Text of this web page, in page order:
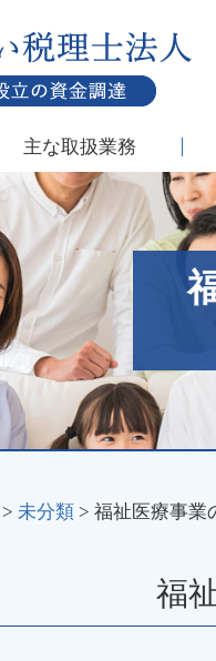
主な取扱業務
> 未分類 > 福祉医療事業
福